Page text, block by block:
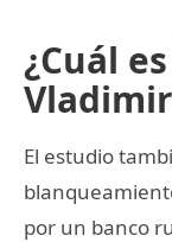
¿Cuál
El estudio
por un banco